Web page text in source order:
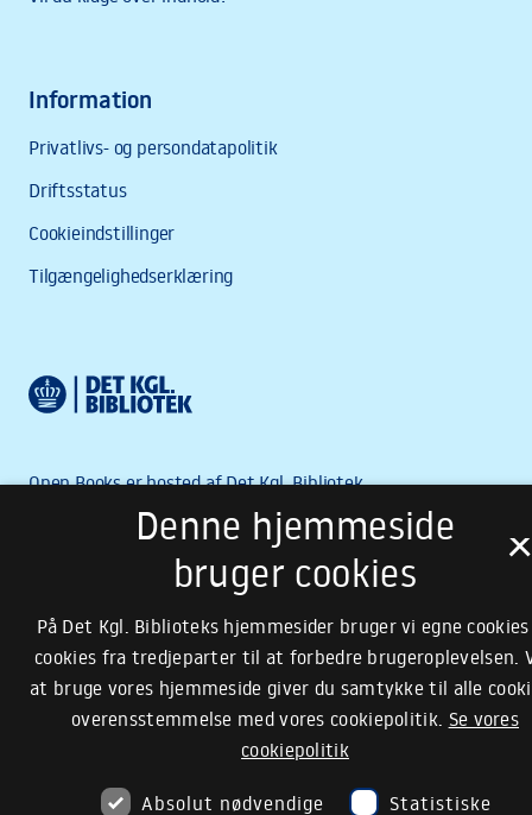
×
Denne hjemmeside
bruger cookies
På Det Kgl. Biblioteks hjemmesider bruger vi egne cookies
cookies fra tredjeparter til at forbedre brugeroplevelsen.
at bruge vores hjemmeside giver du samtykke til alle
overensstemmelse med vores cookiepolitik. Se vores
cookiepolitik
Absolut nødvendige Statistiske